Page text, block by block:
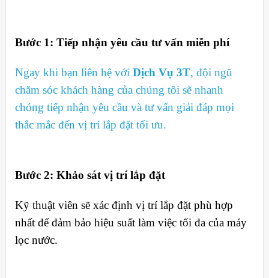
Bước 1: Tiếp nhận yêu cầu tư vấn miễn phí
Ngay khi bạn liên hệ với Dịch Vụ 3T, đội ngũ
chăm sóc khách hàng của chúng tôi sẽ nhanh
chóng tiếp nhận yêu cầu và tư vấn giải đáp mọi
thắc mắc đến vị trí lắp đặt tối ưu.
Bước 2: Khảo sát vị trí lắp đặt
Kỹ thuật viên sẽ xác định vị trí lắp đặt phù hợp
nhất để đảm bảo hiệu suất làm việc tối đa của máy
lọc nước.